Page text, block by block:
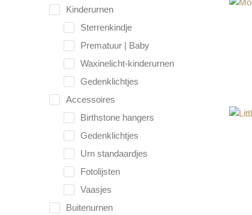
Kinderurnen
Sterrenkindje
Prematuur | Baby
Waxinelicht-kinderurnen
Gedenklichtjes
Accessoires
Birthstone hangers
Gedenklichtjes
Urn standaardjes
Fotolijsten
Vaasjes
Buitenurnen